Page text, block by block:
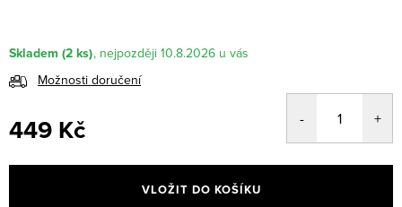
Skladem (2 ks)
10.8.2026
Možnosti doručení
449 Kč
cena:
VLOŽIT DO KOŠÍKU